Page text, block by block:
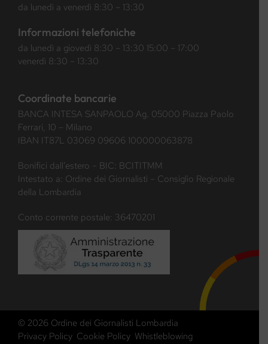
da lunedì a venerdì 8:30 – 13:30
Informazioni telefoniche
da lunedì a giovedì 8:30 – 13:30 15:00 – 17:00
venerdì 8:30 – 13:30
Coordinate bancarie
BANCA INTESA SANPAOLO Ag. 05000 Piazza Paolo
Ferrari, 10 – Milano
IBAN IT87L 03069 09606 100000063878
Bonifici dall’estero – BIC: BCITITMM
Intestato a: Ordine dei Giornalisti – Consiglio Regionale
della Lombardia
Conto corrente postale: 36470201
© 2026 Ordine dei Giornalisti Lombardia
Privacy Policy Cookie Policy Whistleblowing